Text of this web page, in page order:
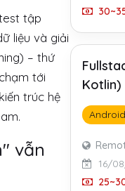
tập
liệu và giải
– thứ
tới
trúc hệ
vẫn
Kotlin)
Android
16/